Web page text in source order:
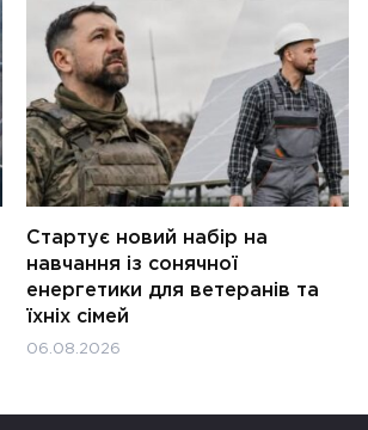
Стартує новий набір на
навчання із сонячної
енергетики для ветеранів та
їхніх сімей
06.08.2026